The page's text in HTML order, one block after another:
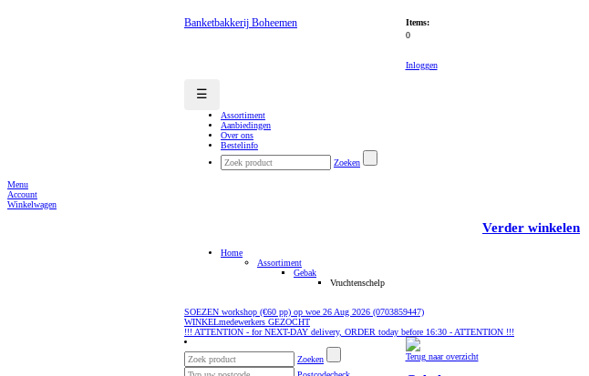
Banketbakkerij Boheemen
Items:
0
Inloggen
☰
Assortiment
Aanbiedingen
Over ons
Bestelinfo
Zoeken
Menu
Account
Winkelwagen
Verder winkelen
Home
Assortiment
Gebak
Vruchtenschelp
SOEZEN workshop (€60 pp) op woe 26 Aug 2026 (0703859447)
WINKELmedewerkers GEZOCHT
!!! ATTENTION - for NEXT-DAY delivery, ORDER today before 16:30 - ATTENTION !!!
Zoeken
Terug naar overzicht